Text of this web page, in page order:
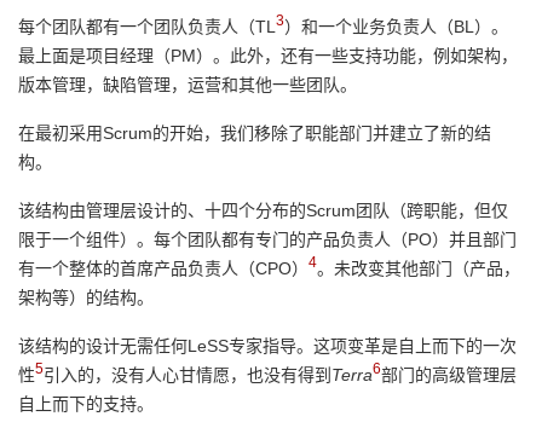
每个团队都有一个团队负责人（TL 3）和一个业务负责人（BL）。
最上面是项目经理（PM）。此外，还有一些支持功能，例如架构，
版本管理，缺陷管理，运营和其他一些团队。
在最初采用Scrum的开始，我们移除了职能部门并建立了新的结
构。
该结构由管理层设计的、十四个分布的Scrum团队（跨职能，但仅
限于一个组件）。每个团队都有专门的产品负责人（PO）并且部门
有一个整体的首席产品负责人（CPO） 4。未改变其他部门（产品，
架构等）的结构。
该结构的设计无需任何LeSS专家指导。这项变革是自上而下的一次
性5引入的，没有人心甘情愿，也没有得到 Terra6部门的高级管理层
自上而下的支持。